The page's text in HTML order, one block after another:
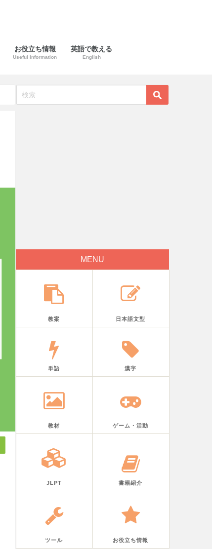
お役立ち情報
Useful Information
英語で教える
English
MENU
教案 日本語文型
単語 漢字
教材 ゲーム・活動
JLPT 書籍紹介
ツール お役立ち情報